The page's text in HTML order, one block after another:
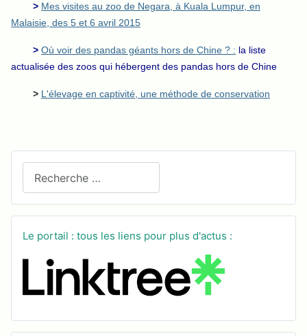
Le portail : tous les liens pour plus d'actus :
> Mes visites au zoo de Negara, à Kuala Lumpur, en
Malaisie, des 5 et 6 avril 2015
> Où voir des pandas géants hors de Chine ? : la liste
actualisée des zoos qui hébergent des pandas hors de Chine
> L'élevage en captivité, une méthode de conservation